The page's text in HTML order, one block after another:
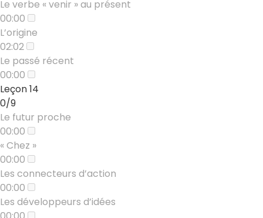
Le verbe « venir » au présent
00:00
L’origine
02:02
Le passé récent
00:00
Leçon 14
0/9
Le futur proche
00:00
« Chez »
00:00
Les connecteurs d’action
00:00
Les développeurs d’idées